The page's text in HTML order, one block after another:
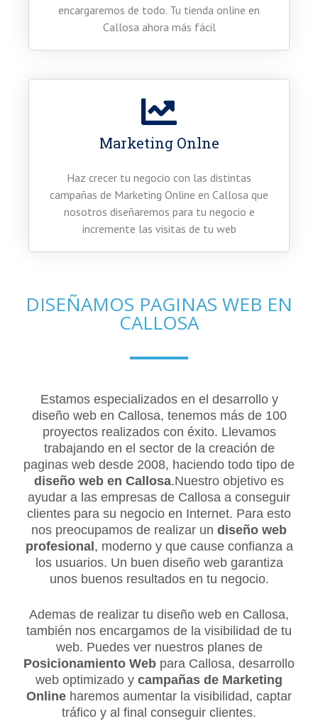
encargaremos de todo. Tu tienda online en
Callosa ahora más fácil
Marketing Onlne
Haz crecer tu negocio con las distintas
campañas de Marketing Online en Callosa que
nosotros diseñaremos para tu negocio e
incremente las visitas de tu web
DISEÑAMOS PAGINAS WEB EN
CALLOSA
Estamos especializados en el desarrollo y
diseño web en Callosa, tenemos más de 100
proyectos realizados con éxito. Llevamos
trabajando en el sector de la creación de
paginas web desde 2008, haciendo todo tipo de
diseño web en Callosa.Nuestro objetivo es
ayudar a las empresas de Callosa a conseguir
clientes para su negocio en Internet. Para esto
nos preocupamos de realizar un diseño web
profesional , moderno y que cause confianza a
los usuarios. Un buen diseño web garantiza
unos buenos resultados en tu negocio.
Ademas de realizar tu diseño web en Callosa,
también nos encargamos de la visibilidad de tu
web. Puedes ver nuestros planes de
Posicionamiento Web para Callosa, desarrollo
web optimizado y campañas de Marketing
Online haremos aumentar la visibilidad, captar
tráfico y al final conseguir clientes.